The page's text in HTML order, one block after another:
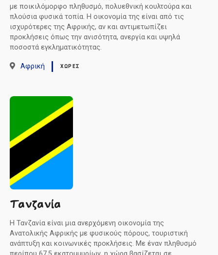
με ποικιλόμορφο πληθυσμό, πολυεθνική κουλτούρα και
πλούσια φυσικά τοπία. Η οικονομία της είναι από τις
ισχυρότερες της Αφρικής, αν και αντιμετωπίζει
προκλήσεις όπως την ανισότητα, ανεργία και υψηλά
ποσοστά εγκληματικότητας.
Αφρική ΧΏΡΕΣ
Τανζανία
Η Τανζανία είναι μια ανερχόμενη οικονομία της
Ανατολικής Αφρικής με φυσικούς πόρους, τουριστική
ανάπτυξη και κοινωνικές προκλήσεις. Με έναν πληθυσμό